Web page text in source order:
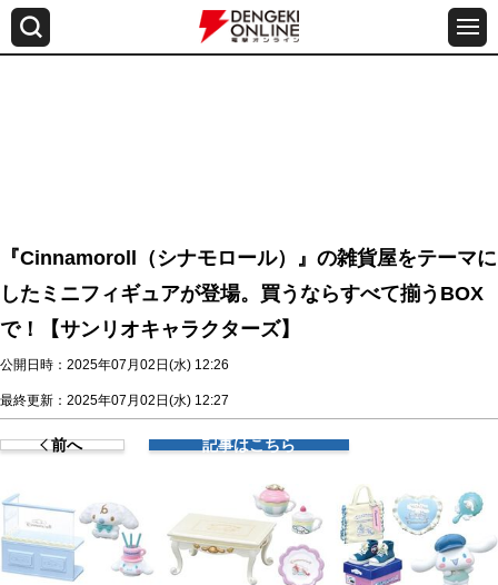
『Cinnamoroll（シナモロール）』の雑貨屋をテーマに
したミニフィギュアが登場。買うならすべて揃うBOX
で！【サンリオキャラクターズ】
公開日時：2025年07月02日(水) 12:26
最終更新：2025年07月02日(水) 12:27
前へ 記事はこちら